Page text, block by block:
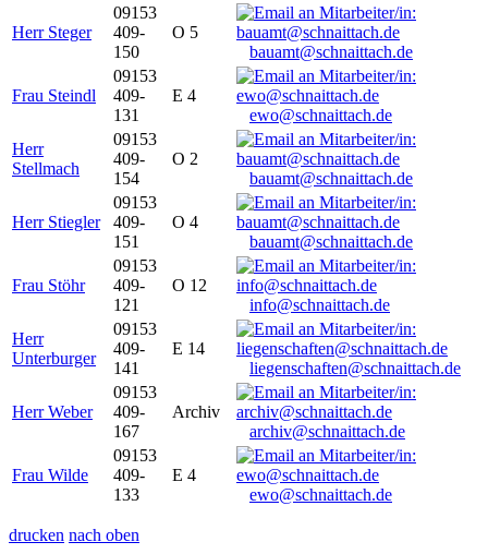
Herr Steger
09153
409-
150
O 5
bauamt@schnaittach.de
Frau Steindl
09153
409-
131
E 4
ewo@schnaittach.de
Herr
Stellmach
09153
409-
154
O 2
bauamt@schnaittach.de
Herr Stiegler
09153
409-
151
O 4
bauamt@schnaittach.de
Frau Stöhr
09153
409-
121
O 12
info@schnaittach.de
Herr
Unterburger
09153
409-
141
E 14
liegenschaften@schnaittach.de
Herr Weber
09153
409-
167
Archiv
archiv@schnaittach.de
Frau Wilde
09153
409-
133
E 4
ewo@schnaittach.de
drucken nach oben